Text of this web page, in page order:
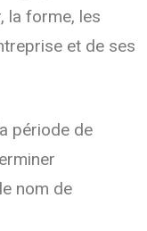
la forme, les
et de ses
période de
nom de